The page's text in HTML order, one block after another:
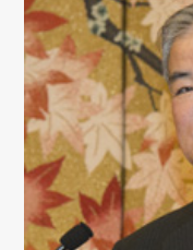
リンク
会員専用ページ
English